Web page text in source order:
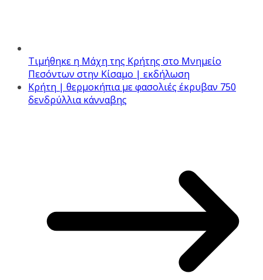
Τιμήθηκε η Μάχη της Κρήτης στο Μνημείο
Πεσόντων στην Κίσαμο | εκδήλωση
Κρήτη | θερμοκήπια με φασολιές έκρυβαν 750
δενδρύλλια κάνναβης